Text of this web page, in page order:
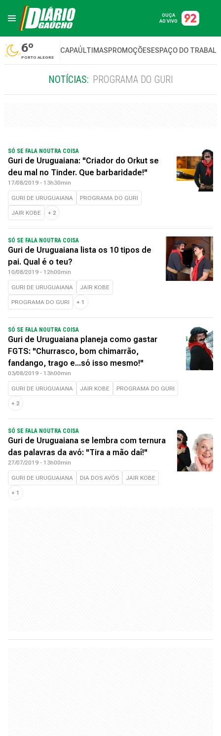
OUÇA
AO VIVO
6º
PORTO ALEGRE
CAPAÚLTIMASPROMOÇÕESESPAÇO DO
NOTÍCIAS: PROGRAMA DO GURI
SÓ SE FALA NOUTRA COISA
Guri de Uruguaiana: "Criador do Orkut se
deu mal no Tinder. Que barbaridade!"
17/08/2019 - 13h30min
GURI DE URUGUAIANA PROGRAMA DO GURI
JAIR KOBE + 2
SÓ SE FALA NOUTRA COISA
Guri de Uruguaiana lista os 10 tipos de
pai. Qual é o teu?
10/08/2019 - 12h00min
GURI DE URUGUAIANA JAIR KOBE
PROGRAMA DO GURI + 1
SÓ SE FALA NOUTRA COISA
Guri de Uruguaiana planeja como gastar
FGTS: "Churrasco, bom chimarrão,
fandango, trago e...só isso mesmo!"
03/08/2019 - 13h00min
GURI DE URUGUAIANA JAIR KOBE PROGRAMA DO GURI
+ 2
SÓ SE FALA NOUTRA COISA
Guri de Uruguaiana se lembra com ternura
das palavras da avó: "Tira a mão daí!"
27/07/2019 - 13h00min
GURI DE URUGUAIANA DIA DOS AVÓS JAIR KOBE
+ 1